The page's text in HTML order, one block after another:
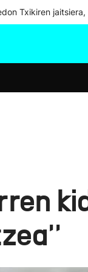
Txikiren